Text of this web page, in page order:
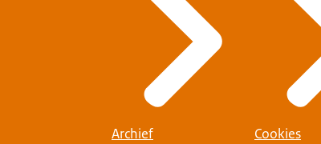
Archief Cookies